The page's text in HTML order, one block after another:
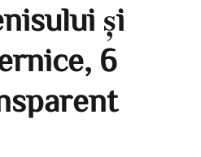
și
6